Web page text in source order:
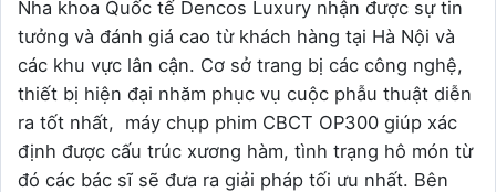
Nha khoa Quốc tế Dencos Luxury nhận được sự tin
tưởng và đánh giá cao từ khách hàng tại Hà Nội và
các khu vực lân cận. Cơ sở trang bị các công nghệ,
thiết bị hiện đại nhăm phục vụ cuộc phẫu thuật diễn
ra tốt nhất, máy chụp phim CBCT OP300 giúp xác
định được cấu trúc xương hàm, tình trạng hô món từ
đó các bác sĩ sẽ đưa ra giải pháp tối ưu nhất. Bên